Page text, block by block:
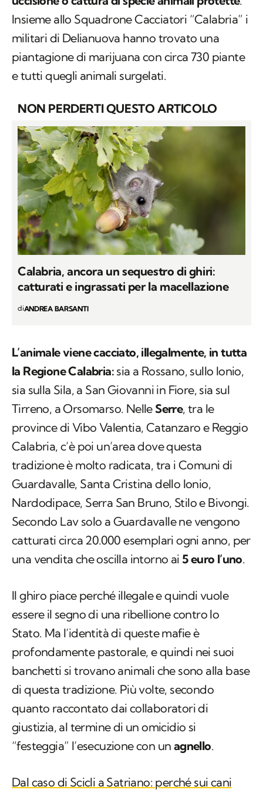
Insieme allo Squadrone Cacciatori “Calabria” i
militari di Delianuova hanno trovato una
piantagione di marijuana con circa 730 piante
e tutti quegli animali surgelati.
NON PERDERTI QUESTO ARTICOLO
Calabria, ancora un sequestro di ghiri:
catturati e ingrassati per la macellazione
diANDREA BARSANTI
L’animale viene cacciato, illegalmente, in tutta
la Regione Calabria: sia a Rossano, sullo Ionio,
sia sulla Sila, a San Giovanni in Fiore, sia sul
Tirreno, a Orsomarso. NelleSerre, tra le
province di Vibo Valentia, Catanzaro e Reggio
Calabria, c’è poi un’area dove questa
tradizione è molto radicata, tra i Comuni di
Guardavalle, Santa Cristina dello Ionio,
Nardodipace, Serra San Bruno, Stilo e Bivongi.
Secondo Lav solo a Guardavalle ne vengono
catturati circa 20.000 esemplari ogni anno, per
una vendita che oscilla intorno ai 5 euro l’uno.
Il ghiro piace perché illegale e quindi vuole
essere il segno di una ribellione contro lo
Stato. Ma l’identità di queste mafie è
profondamente pastorale, e quindi nei suoi
banchetti si trovano animali che sono alla base
di questa tradizione. Più volte, secondo
quanto raccontato dai collaboratori di
giustizia, al termine di un omicidio si
“festeggia” l’esecuzione con un agnello.
Dal caso di Scicli a Satriano: perché sui cani